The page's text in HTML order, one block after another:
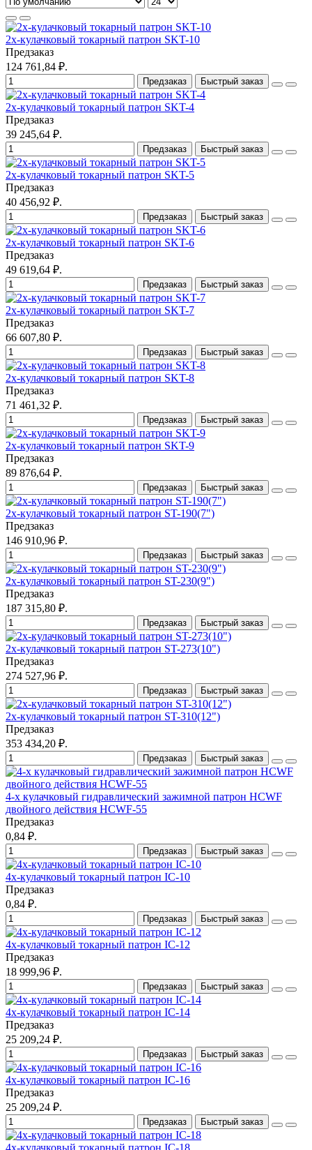
2х-кулачковый токарный патрон SKT-10
Предзаказ
124 761,84 ₽.
Предзаказ Быстрый заказ
2х-кулачковый токарный патрон SKT-4
Предзаказ
39 245,64 ₽.
Предзаказ Быстрый заказ
2х-кулачковый токарный патрон SKT-5
Предзаказ
40 456,92 ₽.
Предзаказ Быстрый заказ
2х-кулачковый токарный патрон SKT-6
Предзаказ
49 619,64 ₽.
Предзаказ Быстрый заказ
2х-кулачковый токарный патрон SKT-7
Предзаказ
66 607,80 ₽.
Предзаказ Быстрый заказ
2х-кулачковый токарный патрон SKT-8
Предзаказ
71 461,32 ₽.
Предзаказ Быстрый заказ
2х-кулачковый токарный патрон SKT-9
Предзаказ
89 876,64 ₽.
Предзаказ Быстрый заказ
2х-кулачковый токарный патрон ST-190(7")
Предзаказ
146 910,96 ₽.
Предзаказ Быстрый заказ
2х-кулачковый токарный патрон ST-230(9")
Предзаказ
187 315,80 ₽.
Предзаказ Быстрый заказ
2х-кулачковый токарный патрон ST-273(10")
Предзаказ
274 527,96 ₽.
Предзаказ Быстрый заказ
2х-кулачковый токарный патрон ST-310(12")
Предзаказ
353 434,20 ₽.
Предзаказ Быстрый заказ
4-х кулачковый гидравлический зажимной патрон HCWF
двойного действия HCWF-55
Предзаказ
0,84 ₽.
Предзаказ Быстрый заказ
4х-кулачковый токарный патрон IC-10
Предзаказ
0,84 ₽.
Предзаказ Быстрый заказ
4х-кулачковый токарный патрон IC-12
Предзаказ
18 999,96 ₽.
Предзаказ Быстрый заказ
4х-кулачковый токарный патрон IC-14
Предзаказ
25 209,24 ₽.
Предзаказ Быстрый заказ
4х-кулачковый токарный патрон IC-16
Предзаказ
25 209,24 ₽.
Предзаказ Быстрый заказ
4х-кулачковый токарный патрон IC-18